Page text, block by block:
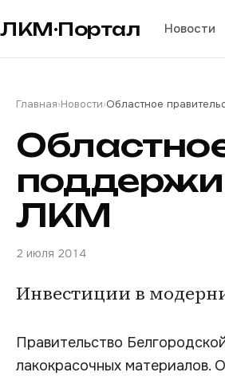
ЛКМ·Портал Новости
Главная›Новости›Областное
ЛКМ
2 июля 2014
Инвестиции в
Правительство
лакокрасочных материалов.